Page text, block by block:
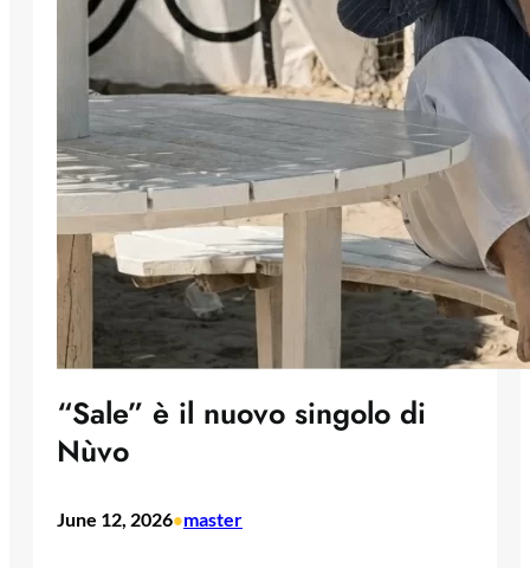
“Sale” è il nuovo singolo di
Nùvo
June 12, 2026•master